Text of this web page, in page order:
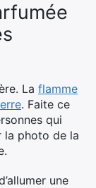
La flamme
. Faite ce
qui
la photo de la
une